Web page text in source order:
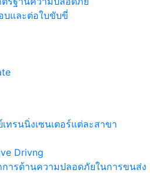
บและต่อใบขับขี่
ทรนนิ่งเซนเตอร์แต่ละสาขา
Drivng
การด้านความปลอดภัยในการขนส่ง